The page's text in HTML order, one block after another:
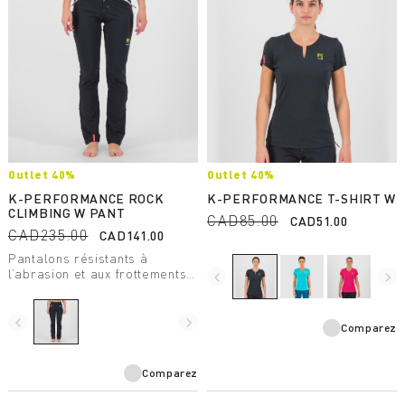
Outlet 40%
K-PERFORMANCE ROCK
CLIMBING W PANT
CAD235.00
CAD141.00
Pantalons résistants à
l’abrasion et aux frottements.
conçus pour l’alpinisme.
Réalisés pour être utilisés
avec le harnais.
navigate_before navigate_next
Comparez
Outlet 40%
K-PERFORMANCE T-SHIRT W
CAD85.00 CAD51.00
navigate_before navigate_next
Comparez